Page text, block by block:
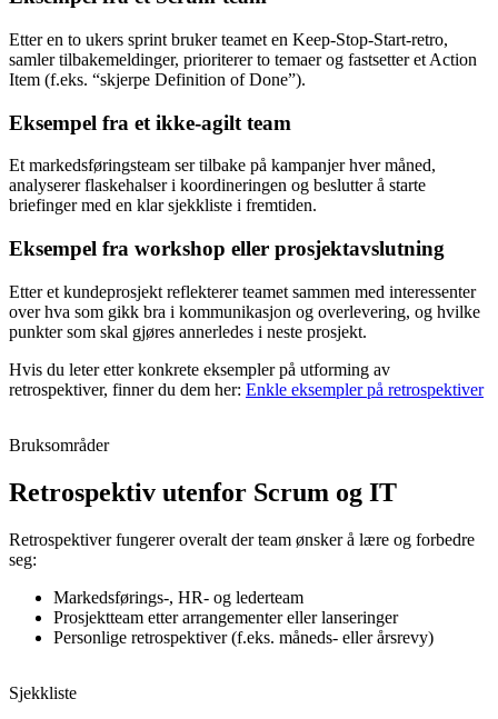
Etter en to ukers sprint bruker teamet en Keep-Stop-Start-retro,
samler tilbakemeldinger, prioriterer to temaer og fastsetter et Action
Item (f.eks. “skjerpe Definition of Done”).
Eksempel fra et ikke-agilt team
Et markedsføringsteam ser tilbake på kampanjer hver måned,
analyserer flaskehalser i koordineringen og beslutter å starte
briefinger med en klar sjekkliste i fremtiden.
Eksempel fra workshop eller prosjektavslutning
Etter et kundeprosjekt reflekterer teamet sammen med interessenter
over hva som gikk bra i kommunikasjon og overlevering, og hvilke
punkter som skal gjøres annerledes i neste prosjekt.
Hvis du leter etter konkrete eksempler på utforming av
retrospektiver, finner du dem her: Enkle eksempler på retrospektiver
Bruksområder
Retrospektiv utenfor Scrum og IT
Retrospektiver fungerer overalt der team ønsker å lære og forbedre
seg:
Markedsførings-, HR- og lederteam
Prosjektteam etter arrangementer eller lanseringer
Personlige retrospektiver (f.eks. måneds- eller årsrevy)
Sjekkliste